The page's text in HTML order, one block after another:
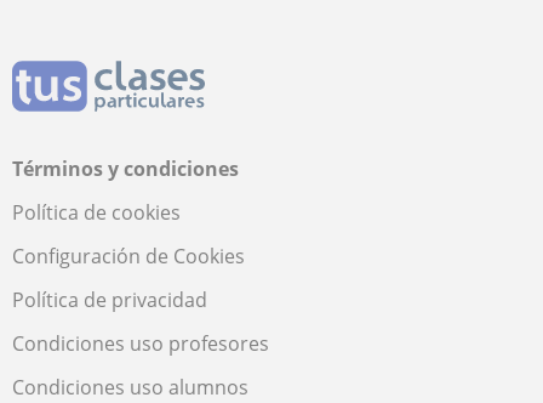
Términos y condiciones
Política de cookies
Configuración de Cookies
Política de privacidad
Condiciones uso profesores
Condiciones uso alumnos